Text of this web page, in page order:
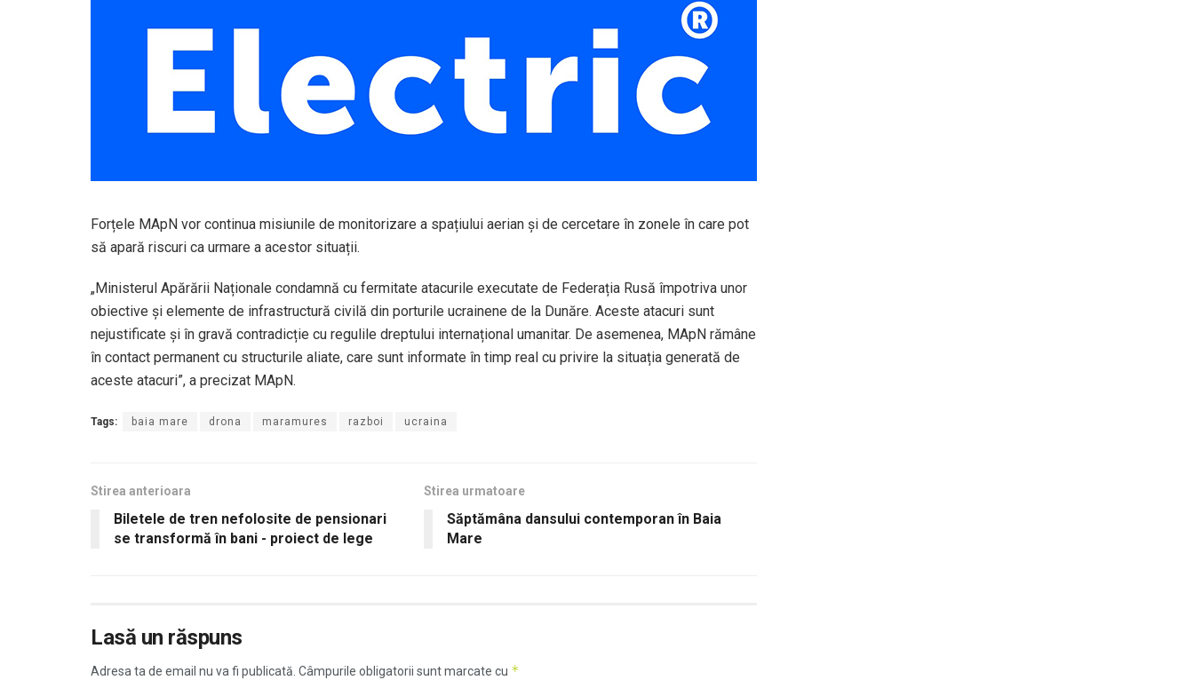
Forțele MApN vor continua misiunile de monitorizare a spațiului aerian și de cercetare în zonele în care pot
să apară riscuri ca urmare a acestor situații.
„Ministerul Apărării Naționale condamnă cu fermitate atacurile executate de Federația Rusă împotriva unor
obiective și elemente de infrastructură civilă din porturile ucrainene de la Dunăre. Aceste atacuri sunt
nejustificate și în gravă contradicție cu regulile dreptului internațional umanitar. De asemenea, MApN rămâne
în contact permanent cu structurile aliate, care sunt informate în timp real cu privire la situația generată de
aceste atacuri”, a precizat MApN.
Tags: baia mare drona maramures razboi ucraina
Stirea anterioara
Biletele de tren nefolosite de pensionari
se transformă în bani - proiect de lege
Stirea urmatoare
Săptămâna dansului contemporan în Baia
Mare
Lasă un răspuns
Adresa ta de email nu va fi publicată. Câmpurile obligatorii sunt marcate cu *